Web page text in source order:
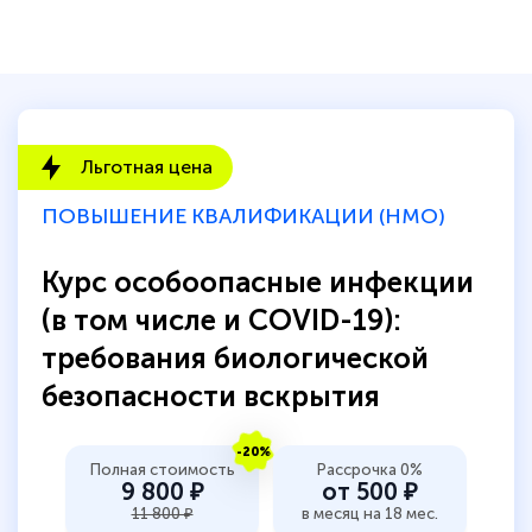
Льготная цена
ПОВЫШЕНИЕ КВАЛИФИКАЦИИ (НМО)
Курс особоопасные инфекции
(в том числе и COVID-19):
требования биологической
безопасности вскрытия
-20%
Полная стоимость
9 800 ₽
11 800 ₽
Рассрочка 0%
от 500 ₽
в месяц на 18 мес.